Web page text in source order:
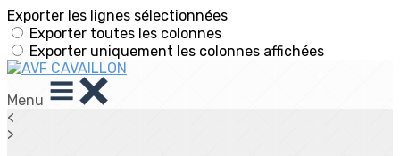
Exporter les lignes sélectionnées
Exporter toutes les colonnes
Exporter uniquement les colonnes affichées
Menu
<
>